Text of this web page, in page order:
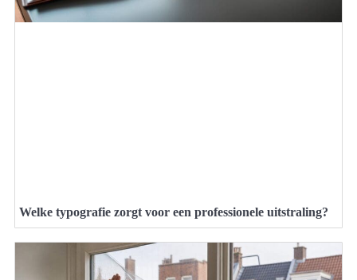
Welke typografie zorgt voor een professionele uitstraling?